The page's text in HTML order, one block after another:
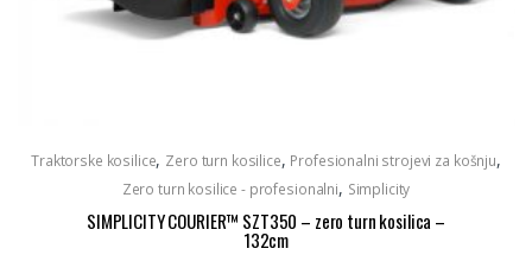
Traktorske kosilice, Zero turn kosilice, Profesionalni strojevi za košnju,
Zero turn kosilice - profesionalni, Simplicity
SIMPLICITY COURIER™ SZT350 – zero turn kosilica –
132cm